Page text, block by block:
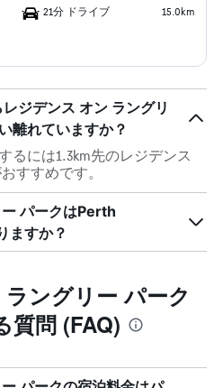
21分 ドライブ 15.0km
ジデンス オン ラングリ
離れていますか？
るには1.3km先のレジデンス
すすめです。
パークはPerth
ますか？
ングリー パーク
質問 (FAQ)